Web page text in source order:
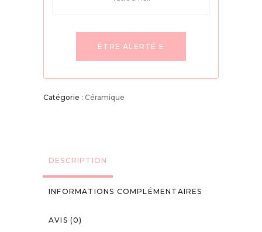
Catégorie : Céramique
DESCRIPTION
INFORMATIONS COMPLÉMENTAIRES
AVIS (0)